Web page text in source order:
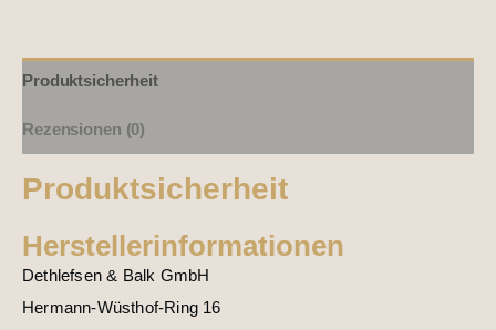
Produktsicherheit
Rezensionen (0)
Produktsicherheit
Herstellerinformationen
Dethlefsen & Balk GmbH
Hermann-Wüsthof-Ring 16